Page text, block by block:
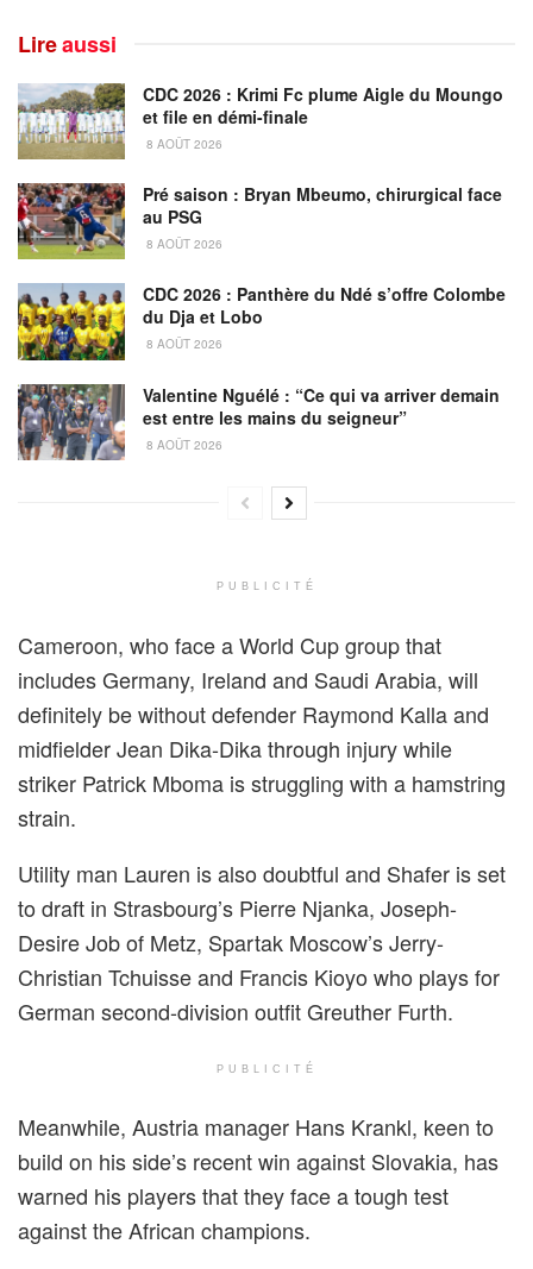
Lireaussi
CDC 2026 : Krimi Fc plume Aigle du Moungo
et file en démi-finale
8 AOÛT 2026
Pré saison : Bryan Mbeumo, chirurgical face
au PSG
8 AOÛT 2026
CDC 2026 : Panthère du Ndé s’offre Colombe
du Dja et Lobo
8 AOÛT 2026
Valentine Nguélé : “Ce qui va arriver demain
est entre les mains du seigneur”
8 AOÛT 2026
PUBLICITÉ
Cameroon, who face a World Cup group that
includes Germany, Ireland and Saudi Arabia, will
definitely be without defender Raymond Kalla and
midfielder Jean Dika-Dika through injury while
striker Patrick Mboma is struggling with a hamstring
strain.
Utility man Lauren is also doubtful and Shafer is set
to draft in Strasbourg’s Pierre Njanka, Joseph-
Desire Job of Metz, Spartak Moscow’s Jerry-
Christian Tchuisse and Francis Kioyo who plays for
German second-division outfit Greuther Furth.
PUBLICITÉ
Meanwhile, Austria manager Hans Krankl, keen to
build on his side’s recent win against Slovakia, has
warned his players that they face a tough test
against the African champions.